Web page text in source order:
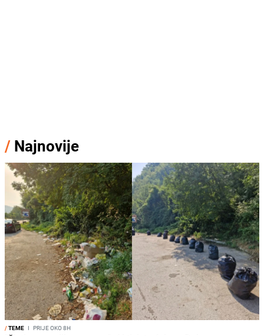
/ Najnovije
/TEME I PRIJE OKO 8H